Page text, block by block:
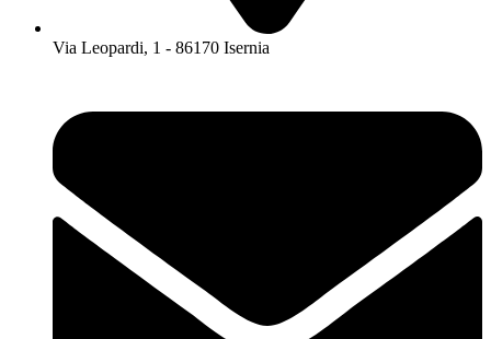
Via Leopardi, 1 - 86170 Isernia